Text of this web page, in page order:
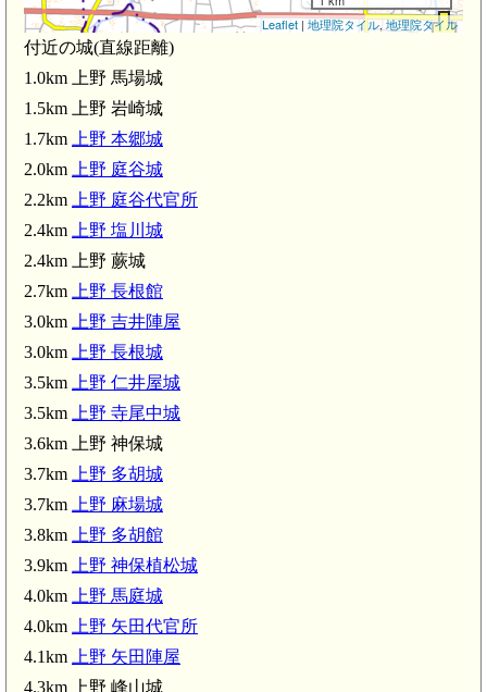
上州新屋駅(2.4km)
仁井屋城(3.5km)
上野 倉内城(4.4km)
Leaflet|地理院タイル,地理院タイル
付近の城(直線距離)
1.0km 上野 馬場城
1.5km 上野 岩崎城
1.7km
上野 本郷城
2.0km
上野 庭谷城
2.2km
上野 庭谷代官所
2.4km
上野 塩川城
2.4km 上野 蕨城
2.7km
上野 長根館
3.0km
上野 吉井陣屋
3.0km
上野 長根城
3.5km
上野 仁井屋城
3.5km
上野 寺尾中城
3.6km 上野 神保城
3.7km
上野 多胡城
3.7km
上野 麻場城
3.8km
上野 多胡館
3.9km
上野 神保植松城
4.0km
上野 馬庭城
4.0km
上野 矢田代官所
4.1km
上野 矢田陣屋
4.3km 上野 峰山城